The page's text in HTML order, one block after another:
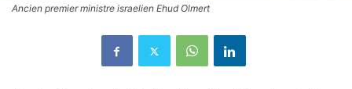
Ancien premier ministre israelien Ehud Olmert